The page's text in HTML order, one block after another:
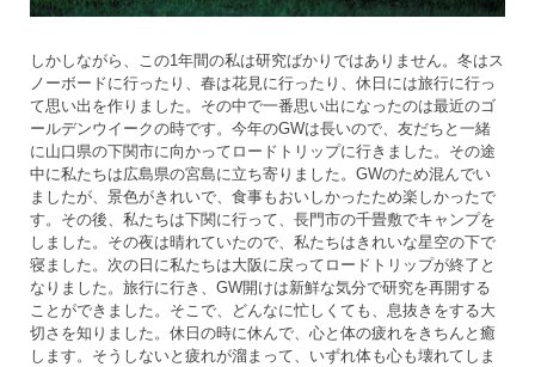
しかしながら、この1年間の私は研究ばかりではありません。冬はス
ノーボードに行ったり、春は花見に行ったり、休日には旅行に行っ
て思い出を作りました。その中で一番思い出になったのは最近のゴ
ールデンウイークの時です。今年のGWは長いので、友だちと一緒
に山口県の下関市に向かってロードトリップに行きました。その途
中に私たちは広島県の宮島に立ち寄りました。GWのため混んでい
ましたが、景色がきれいで、食事もおいしかったため楽しかったで
す。その後、私たちは下関に行って、長門市の千畳敷でキャンプを
しました。その夜は晴れていたので、私たちはきれいな星空の下で
寝ました。次の日に私たちは大阪に戻ってロードトリップが終了と
なりました。旅行に行き、GW開けは新鮮な気分で研究を再開する
ことができました。そこで、どんなに忙しくても、息抜きをする大
切さを知りました。休日の時に休んで、心と体の疲れをきちんと癒
します。そうしないと疲れが溜まって、いずれ体も心も壊れてしま